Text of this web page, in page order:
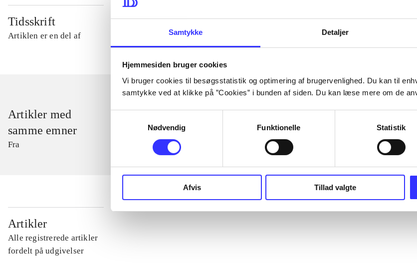
Samtykke Detaljer
Hjemmesiden bruger cookies
Vi bruger cookies til besøgsstatistik og optimering af brugervenlighed. Du kan til
samtykke ved at klikke på ”Cookies” i bunden af siden. Du kan læse mere om de
Nødvendig
Funktionelle Statistik
Afvis Tillad valgte
Tidsskrift
Artiklen er en del af
Artikler med
samme emner
Fra
Artikler
Alle registrerede artikler
fordelt på udgivelser